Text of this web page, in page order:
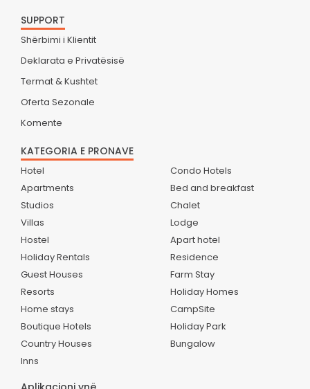
SUPPORT
Shërbimi i Klientit
Deklarata e Privatësisë
Termat & Kushtet
Oferta Sezonale
Komente
KATEGORIA E PRONAVE
Hotel
Apartments
Studios
Villas
Hostel
Holiday Rentals
Guest Houses
Resorts
Home stays
Boutique Hotels
Country Houses
Inns
Condo Hotels
Bed and breakfast
Chalet
Lodge
Apart hotel
Residence
Farm Stay
Holiday Homes
CampSite
Holiday Park
Bungalow